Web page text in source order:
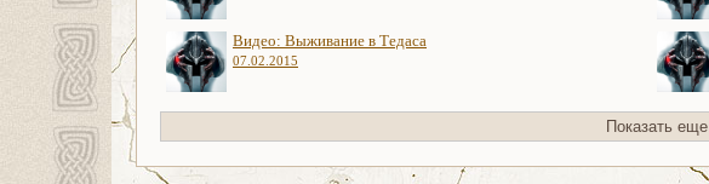
Видео: Выживание в Тедаса
07.02.2015
Показать еще